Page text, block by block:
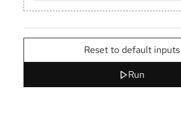
Reset to default inputs
Run